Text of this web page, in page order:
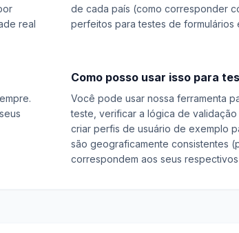
real
de cada país (como corresponder
perfeitos para testes de
Como posso usar isso para
Você pode usar nossa ferramenta
teste, verificar a lógica de
criar perfis de usuário de exemplo
são geograficamente consistentes
correspondem aos seus